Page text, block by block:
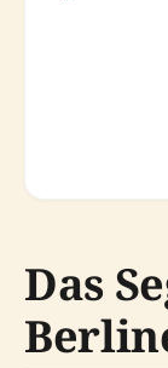
Das